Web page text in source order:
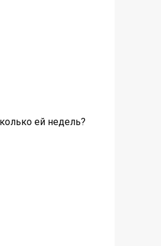
ей недель?